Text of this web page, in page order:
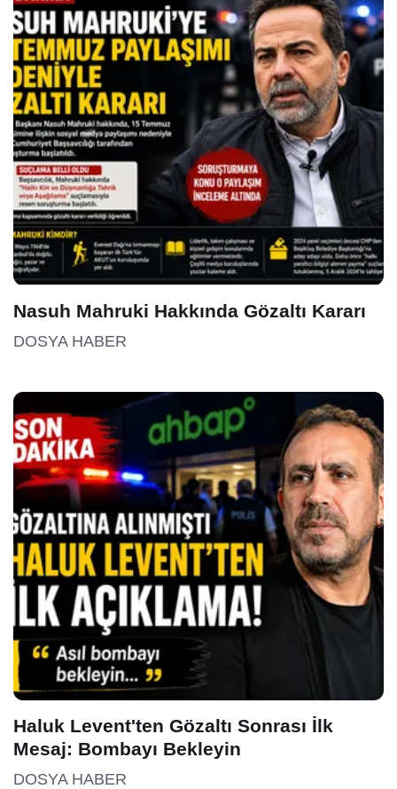
Nasuh Mahruki Hakkında Gözaltı Kararı
DOSYA HABER
Haluk Levent'ten Gözaltı Sonrası İlk
Mesaj: Bombayı Bekleyin
DOSYA HABER